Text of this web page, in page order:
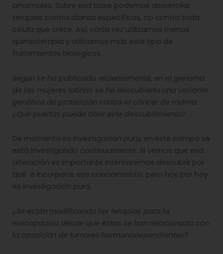
anormales. Sobre esa base podemos desarrollar
terapias contra dianas específicas, no contra toda
célula que crece. Así, cada vez utilizamos menos
quimioterapia y utilizamos más este tipo de
tratamientos biológicos.
Según se ha publicado recientemente, en el genoma
de las mujeres latinas se ha descubierto una variante
genética de protección contra el cáncer de mama.
¿Qué puertas puede abrir este descubrimiento?
De momento es investigación pura, en este campo se
está investigando continuamente. Si vemos que esa
alteración es importante intentaremos descubrir por
qué e incorporar ese conocimiento, pero hoy por hoy
es investigación pura.
¿Se están modificando las terapias para la
menopausia desde que éstas se han relacionado con
la aparición de tumores hormonodependientes?